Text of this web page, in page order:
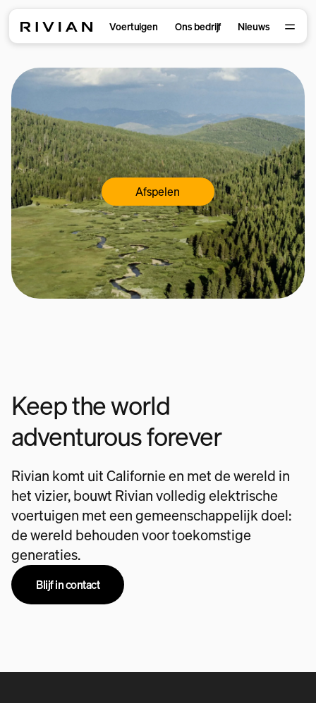
Voertuigen Ons bedrijf Nieuws
Afspelen
Keep the world
adventurous forever
Rivian komt uit Californie en met de wereld in
het vizier, bouwt Rivian volledig elektrische
voertuigen met een gemeenschappelijk doel:
de wereld behouden voor toekomstige
generaties.
Blijf in contact